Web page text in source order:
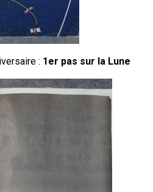
: 1er pas sur la Lune